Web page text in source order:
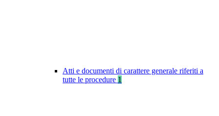
Atti e documenti di carattere generale riferiti a
tutte le procedure 1